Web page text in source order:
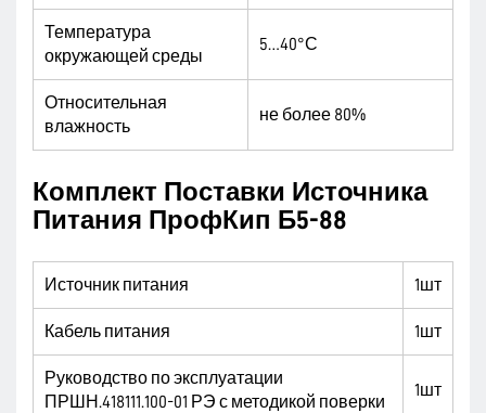
Температура
окружающей среды
5…40°С
Относительная
влажность
не более 80%
Комплект Поставки Источника
Питания ПрофКип Б5-88
Источник питания 1шт
Кабель питания 1шт
Руководство по эксплуатации
ПРШН.418111.100-01 РЭ с методикой поверки
1шт